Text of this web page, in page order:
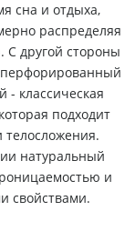
сна и отдыха,
распределяя
С другой стороны
перфорированный
- классическая
подходит
натуральный
и
свойствами.